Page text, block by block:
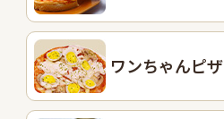
ワンちゃんピザ